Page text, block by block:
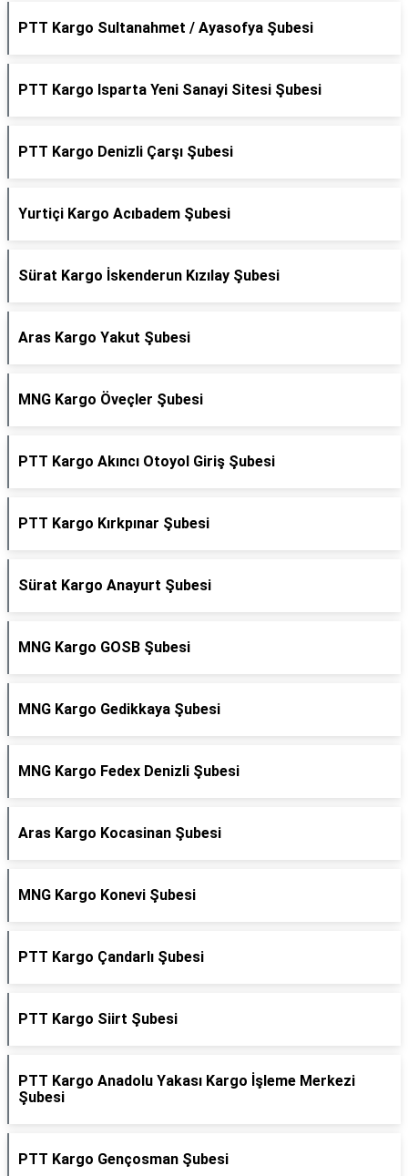
PTT Kargo Sultanahmet / Ayasofya Şubesi
PTT Kargo Isparta Yeni Sanayi Sitesi Şubesi
PTT Kargo Denizli Çarşı Şubesi
Yurtiçi Kargo Acıbadem Şubesi
Sürat Kargo İskenderun Kızılay Şubesi
Aras Kargo Yakut Şubesi
MNG Kargo Öveçler Şubesi
PTT Kargo Akıncı Otoyol Giriş Şubesi
PTT Kargo Kırkpınar Şubesi
Sürat Kargo Anayurt Şubesi
MNG Kargo GOSB Şubesi
MNG Kargo Gedikkaya Şubesi
MNG Kargo Fedex Denizli Şubesi
Aras Kargo Kocasinan Şubesi
MNG Kargo Konevi Şubesi
PTT Kargo Çandarlı Şubesi
PTT Kargo Siirt Şubesi
PTT Kargo Anadolu Yakası Kargo İşleme Merkezi
Şubesi
PTT Kargo Gençosman Şubesi